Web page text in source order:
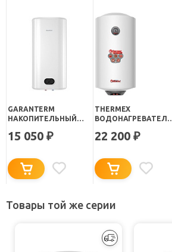
GARANTERM
НАКОПИТЕЛЬНЫЙ
FLAT 50 V
15 050 ₽
THERMEX
ВОДОНАГРЕВАТЕЛЬ
THERMO 50 V SLIM
22 200 ₽
Товары той же серии